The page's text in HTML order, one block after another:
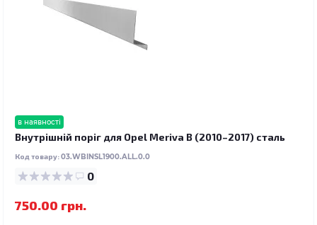
в наявності
Внутрішній поріг для Opel Meriva B (2010–2017) сталь
Код товару:03.WBINSL1900.ALL.0.0
0
750.00 грн.